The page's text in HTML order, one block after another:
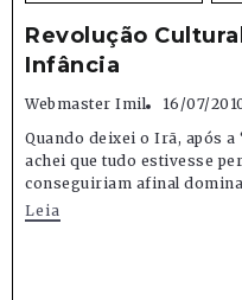
Revolução
Infância
Webmaster Imil
16/07/
Quando deixei o Irã, após a
achei que tudo estivesse
conseguiriam afinal
Leia